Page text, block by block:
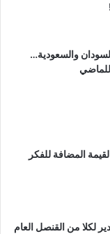
والسعودية…
المضافة للفكر
لكلا من القنصل العام